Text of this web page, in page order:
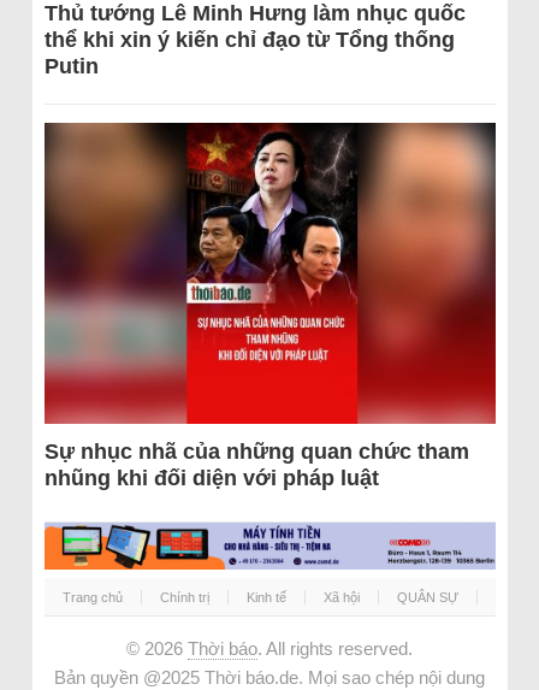
Thủ tướng Lê Minh Hưng làm nhục quốc
thể khi xin ý kiến chỉ đạo từ Tổng thống
Putin
Sự nhục nhã của những quan chức tham
nhũng khi đối diện với pháp luật
Trang chủ Chính trị Kinh tế Xã hội QUÂN SỰ
© 2026 Thời báo. All rights reserved.
Bản quyền @2025 Thời báo.de. Mọi sao chép nội dung